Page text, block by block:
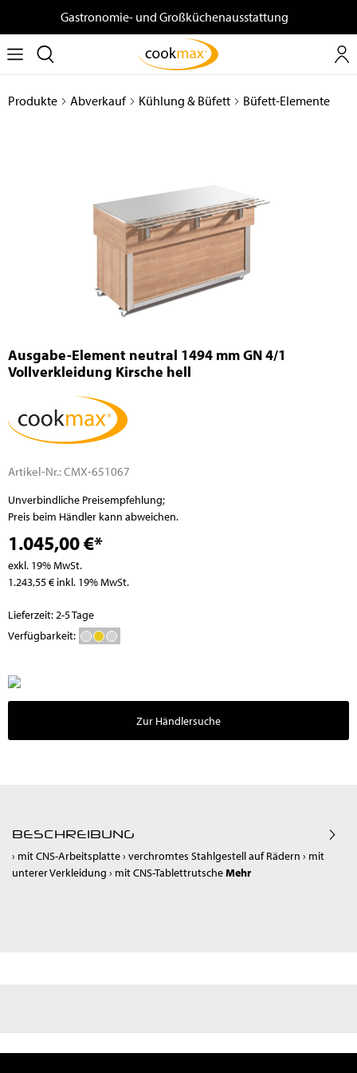
Gastronomie- und Großküchenausstattung
Produkte Abverkauf Kühlung & Büfett Büfett-Elemente
Ausgabe-Element neutral 1494 mm GN 4/1
Vollverkleidung Kirsche hell
Artikel-Nr.:CMX-651067
Unverbindliche Preisempfehlung;
Preis beim Händler kann abweichen.
1.045,00 €*
exkl. 19% MwSt.
1.243,55 € inkl. 19% MwSt.
Lieferzeit: 2-5 Tage
Verfügbarkeit:
Zur Händlersuche
BESCHREIBUNG
› mit CNS-Arbeitsplatte › verchromtes Stahlgestell auf Rädern › mit
unterer Verkleidung › mit CNS-TablettrutscheMehr